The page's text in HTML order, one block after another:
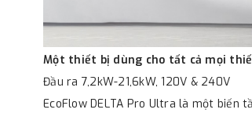
Một thiết bị dùng cho tất cả mọi
Đầu ra 7,2kW-21,6kW, 120V & 240V
EcoFlow DELTA Pro Ultra là một biến